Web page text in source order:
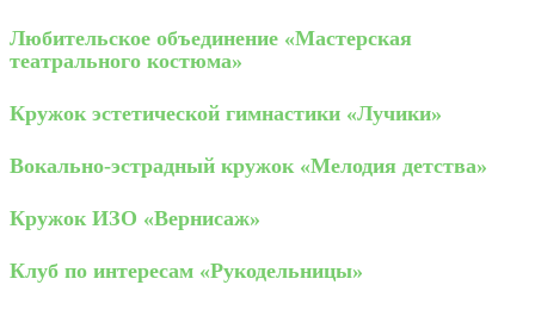
Любительское объединение «Мастерская
театрального костюма»
Кружок эстетической гимнастики «Лучики»
Вокально-эстрадный кружок «Мелодия детства»
Кружок ИЗО «Вернисаж»
Клуб по интересам «Рукодельницы»